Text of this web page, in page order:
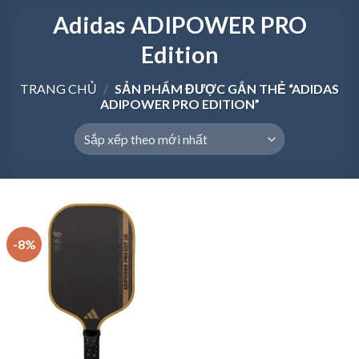
Adidas ADIPOWER PRO
Edition
TRANG CHỦ / SẢN PHẨM ĐƯỢC GẮN THẺ “ADIDAS
ADIPOWER PRO EDITION”
-8%